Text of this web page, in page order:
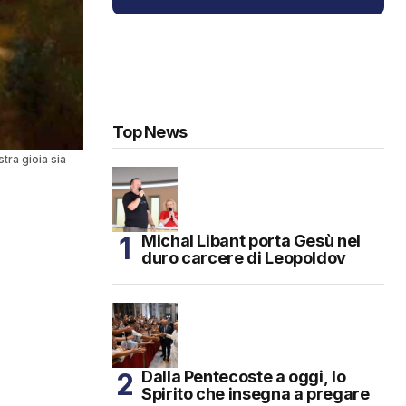
gioia sia
Top News
Michal Libant porta Gesù nel
duro carcere di Leopoldov
Dalla Pentecoste a oggi, lo
Spirito che insegna a pregare